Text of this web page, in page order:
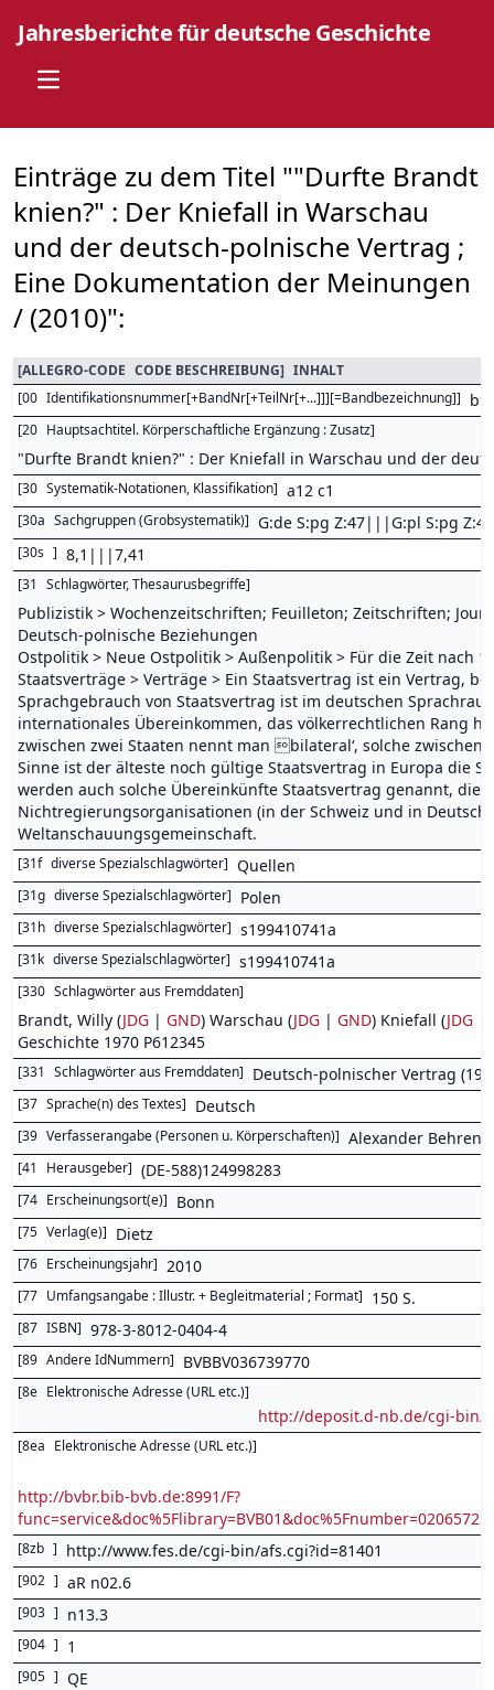
Jahresberichte für deutsche Geschichte
Open main menu
Einträge zu dem Titel ""Durfte Brandt
knien?" : Der Kniefall in Warschau
und der deutsch-polnische Vertrag ;
Eine Dokumentation der Meinungen
/ (2010)":
[ALLEGRO-CODE CODE BESCHREIBUNG] INHALT
[00 Identifikationsnummer[+BandNr[+TeilNr[+...]]][=Bandbezeichnung]]
[20 Hauptsachtitel. Körperschaftliche Ergänzung : Zusatz]
"Durfte Brandt knien?" : Der Kniefall in Warschau und der
[30 Systematik-Notationen, Klassifikation] a12 c1
[30a Sachgruppen (Grobsystematik)] G:de S:pg Z:47|||G:pl S:pg Z:47
[30s ] 8,1|||7,41
[31 Schlagwörter, Thesaurusbegriffe]
Publizistik > Wochenzeitschriften; Feuilleton; Zeitschriften;
Deutsch-polnische Beziehungen
Ostpolitik > Neue Ostpolitik > Außenpolitik > Für die Zeit nach
Staatsverträge > Verträge > Ein Staatsvertrag ist ein Vertrag,
Sprachgebrauch von Staatsvertrag ist im deutschen
internationales Übereinkommen, das völkerrechtlichen Rang
zwischen zwei Staaten nennt man bilateral‘, solche
Sinne ist der älteste noch gültige Staatsvertrag in Europa die
werden auch solche Übereinkünfte Staatsvertrag genannt,
Nichtregierungsorganisationen (in der Schweiz und in
Weltanschauungsgemeinschaft.
[31f diverse Spezialschlagwörter] Quellen
[31g diverse Spezialschlagwörter] Polen
[31h diverse Spezialschlagwörter] s199410741a
[31k diverse Spezialschlagwörter] s199410741a
[330 Schlagwörter aus Fremddaten]
Brandt, Willy (JDG | GND) Warschau (JDG | GND) Kniefall (JDG
Geschichte 1970 P612345
[331 Schlagwörter aus Fremddaten] Deutsch-polnischer Vertrag
[37 Sprache(n) des Textes] Deutsch
[39 Verfasserangabe (Personen u. Körperschaften)] Alexander Behrens
[41 Herausgeber] (DE-588)124998283
[74 Erscheinungsort(e)] Bonn
[75 Verlag(e)] Dietz
[76 Erscheinungsjahr] 2010
[77 Umfangsangabe : Illustr. + Begleitmaterial ; Format] 150 S.
[87 ISBN] 978-3-8012-0404-4
[89 Andere IdNummern] BVBBV036739770
[8e Elektronische Adresse (URL etc.)]
http://deposit.d-nb.de/cgi-bin/
[8ea Elektronische Adresse (URL etc.)]
http://bvbr.bib-bvb.de:8991/F?
[8zb ] http://www.fes.de/cgi-bin/afs.cgi?id=81401
[902 ] aR n02.6
[903 ] n13.3
[904 ] 1
[905 ] QE